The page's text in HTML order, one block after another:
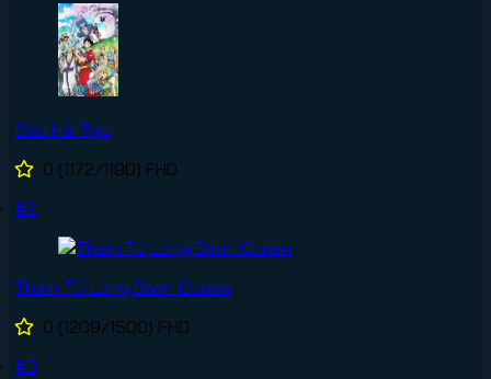
Đảo Hải Tặc
0 (1172/1190) FHD
#2
Thám Tử Lừng Danh Conan
0 (1209/1500) FHD
#3